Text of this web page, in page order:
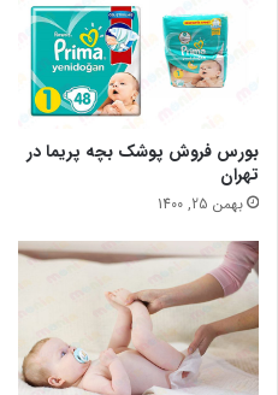
بورس فروش پوشک بچه پریما در
تهران
بهمن 25, 1400